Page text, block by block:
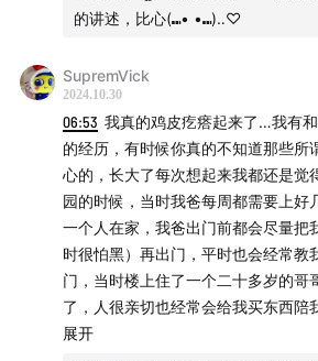
致命女人：女法师诈骗奇案
真实故事：我当协警的日子
电影《三大队》真实案件原型
溶尸食尸：吃人的恶魔兄弟
案件相关图片
的讲述，比心(⑉• •⑉)‥♡
SupremVick
2024.10.30
06:53 我真的鸡皮疙瘩起来了…我有
的经历，有时候你真的不知道那些所
心的，长大了每次想起来我都还是觉
园的时候，当时我爸每周都需要上好
一个人在家，我爸出门前都会尽量把
时很怕黑）再出门，平时也会经常教
门，当时楼上住了一个二十多岁的哥
了，人很亲切也经常会给我买东西陪
他到家里一起吃饭，结果那天晚上，
展开